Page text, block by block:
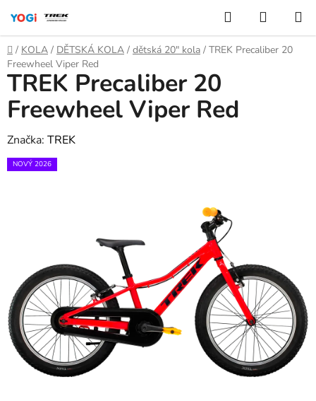
obsah
Hledat
KOŠÍK
Domů
/ KOLA / DĚTSKÁ KOLA / dětská 20" kola / TREK Precaliber 20
Freewheel Viper Red
TREK Precaliber 20
Freewheel Viper Red
Značka: TREK
NOVÝ 2026